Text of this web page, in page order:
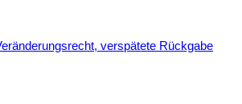
verspätete Rückgabe